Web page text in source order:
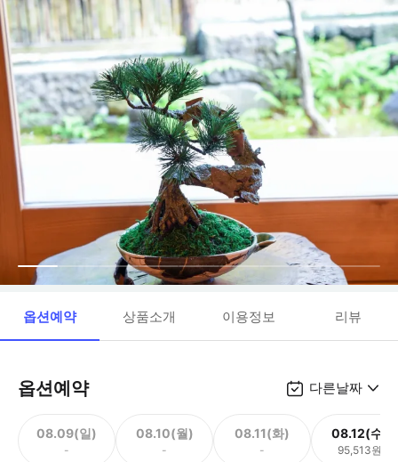
옵션예약 상품소개 이용정보 리뷰
옵션예약 다른날짜
08.09(일)
-
08.10(월)
-
08.11(화)
-
08.12(수)
95,513원